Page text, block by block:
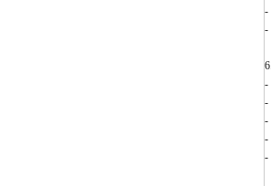
-
-
6.
-
-
-
-
-